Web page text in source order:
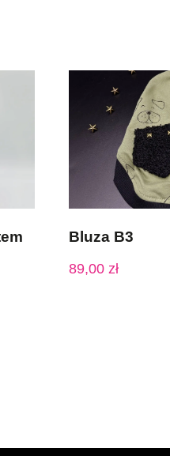
Bluza B3
89,00 zł